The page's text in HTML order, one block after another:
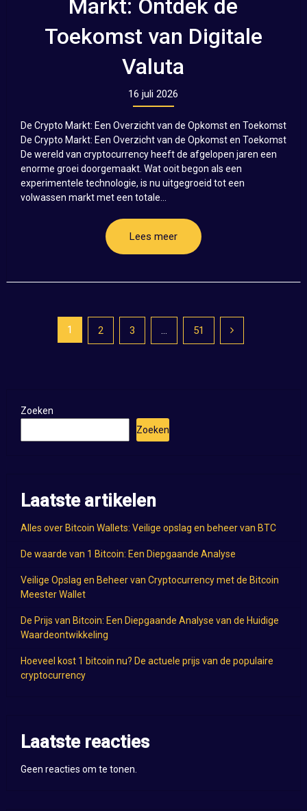
Markt: Ontdek de
Toekomst van Digitale
Valuta
16 juli 2026
De Crypto Markt: Een Overzicht van de Opkomst en Toekomst
De Crypto Markt: Een Overzicht van de Opkomst en Toekomst
De wereld van cryptocurrency heeft de afgelopen jaren een
enorme groei doorgemaakt. Wat ooit begon als een
experimentele technologie, is nu uitgegroeid tot een
volwassen markt met een totale...
Lees meer
1 2 3 … 51
Zoeken
Zoeken
Laatste artikelen
Alles over Bitcoin Wallets: Veilige opslag en beheer van BTC
De waarde van 1 Bitcoin: Een Diepgaande Analyse
Veilige Opslag en Beheer van Cryptocurrency met de Bitcoin
Meester Wallet
De Prijs van Bitcoin: Een Diepgaande Analyse van de Huidige
Waardeontwikkeling
Hoeveel kost 1 bitcoin nu? De actuele prijs van de populaire
cryptocurrency
Laatste reacties
Geen reacties om te tonen.